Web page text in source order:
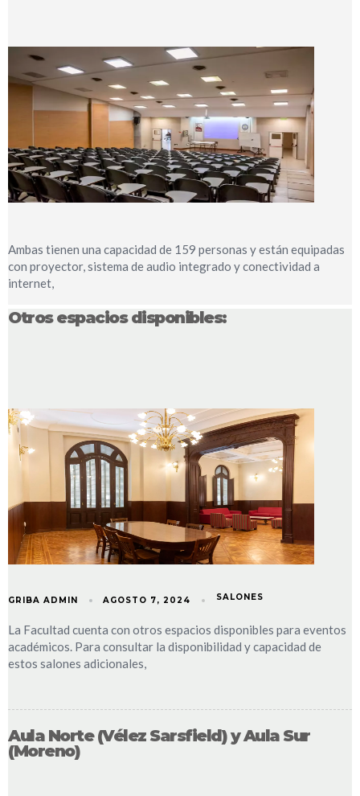
Ambas tienen una capacidad de 159 personas y están equipadas
con proyector, sistema de audio integrado y conectividad a
internet,
GRIBA ADMIN AGOSTO 7, 2024 SALONES
Otros espacios disponibles:
La Facultad cuenta con otros espacios disponibles para eventos
académicos. Para consultar la disponibilidad y capacidad de
estos salones adicionales,
Aula Norte (Vélez Sarsfield) y Aula Sur
(Moreno)